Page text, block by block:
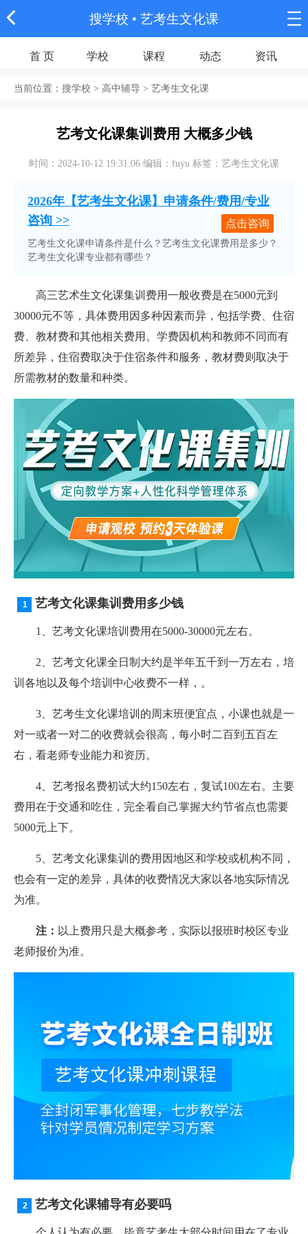
搜学校 • 艺考生文化课
首 页 学校 课程 动态 资讯
当前位置： 搜学校 > 高中辅导 > 艺考生文化课
艺考文化课集训费用 大概多少钱
时间：2024-10-12 19:31:06 编辑：fuyu 标签：艺考生文化课
2026年【艺考生文化课】申请条件/费用/专业
咨询 >>
艺考生文化课申请条件是什么？艺考生文化课费用是多少？
艺考生文化课专业都有哪些？
点击咨询
高三艺术生文化课集训费用一般收费是在5000元到
30000元不等，具体费用因多种因素而异，包括学费、住宿
费、教材费和其他相关费用。学费因机构和教师不同而有
所差异，住宿费取决于住宿条件和服务，教材费则取决于
所需教材的数量和种类。
艺考文化课集训费用多少钱
1、艺考文化课培训费用在5000-30000元左右。
2、艺考文化课全日制大约是半年五千到一万左右，培
训各地以及每个培训中心收费不一样，。
3、艺考生文化课培训的周末班便宜点，小课也就是一
对一或者一对二的收费就会很高，每小时二百到五百左
右，看老师专业能力和资历。
4、艺考报名费初试大约150左右，复试100左右。主要
费用在于交通和吃住，完全看自己掌握大约节省点也需要
5000元上下。
5、艺考文化课集训的费用因地区和学校或机构不同，
也会有一定的差异，具体的收费情况大家以各地实际情况
为准。
注： 以上费用只是大概参考，实际以报班时校区专业
老师报价为准。
艺考文化课辅导有必要吗